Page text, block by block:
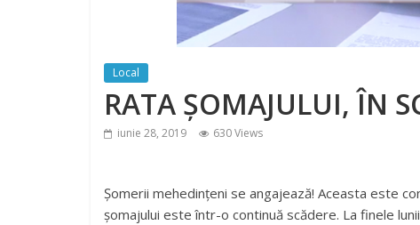
Local
RATA ȘOMAJULUI, ÎN
iunie 28, 2019 630 Views
Șomerii mehedințeni se angajează! Aceasta este
șomajului este într-o continuă scădere. La finele